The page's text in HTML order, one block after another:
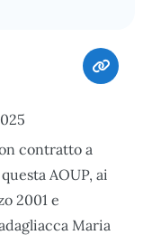
contratto a
AOUP, ai
2001 e
Maria